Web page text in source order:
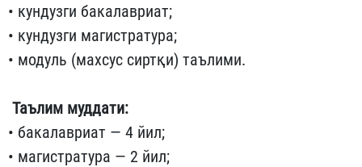
• кундузги бакалавриат;
• кундузги магистратура;
• модуль (махсус сиртқи) таълими.
Таълим муддати:
• бакалавриат — 4 йил;
• магистратура — 2 йил;